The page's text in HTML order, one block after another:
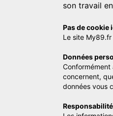
son travail
Pas de cookie
Le site
Données
Conformément
concernent,
données vous